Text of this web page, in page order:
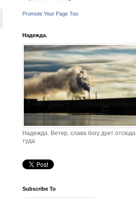
Promote Your Page Too
Надежда.
Надежда. Ветер, слава богу дует отсюда
туда
Subscribe To